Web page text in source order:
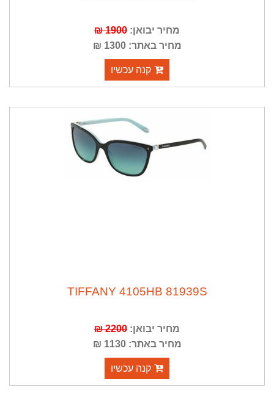
מחיר יבואן: 1900 ₪
מחיר באתר: 1300 ₪
קנה עכשיו
TIFFANY 4105HB 81939S
מחיר יבואן: 2200 ₪
מחיר באתר: 1130 ₪
קנה עכשיו